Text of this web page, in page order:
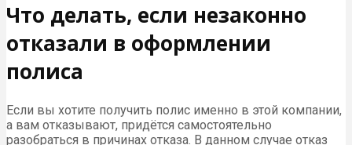
Что делать, если незаконно
отказали в оформлении
полиса
Если вы хотите получить полис именно в этой компании,
а вам отказывают, придётся самостоятельно
разобраться в причинах отказа. В данном случае отказ